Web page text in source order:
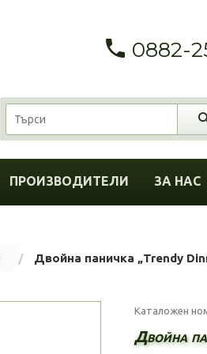
0882-
ПРОИЗВОДИТЕЛИ ЗА НАС
Двойна паничка „Trendy
Каталожен
Двойна